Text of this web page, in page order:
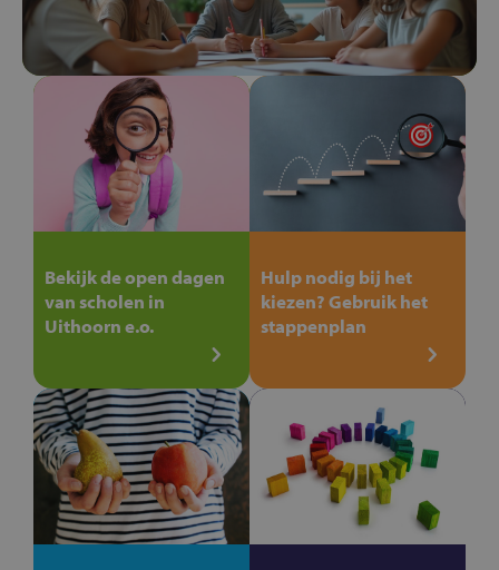
Bekijk de open dagen
van scholen in
Uithoorn e.o.
Hulp nodig bij het
kiezen? Gebruik het
stappenplan